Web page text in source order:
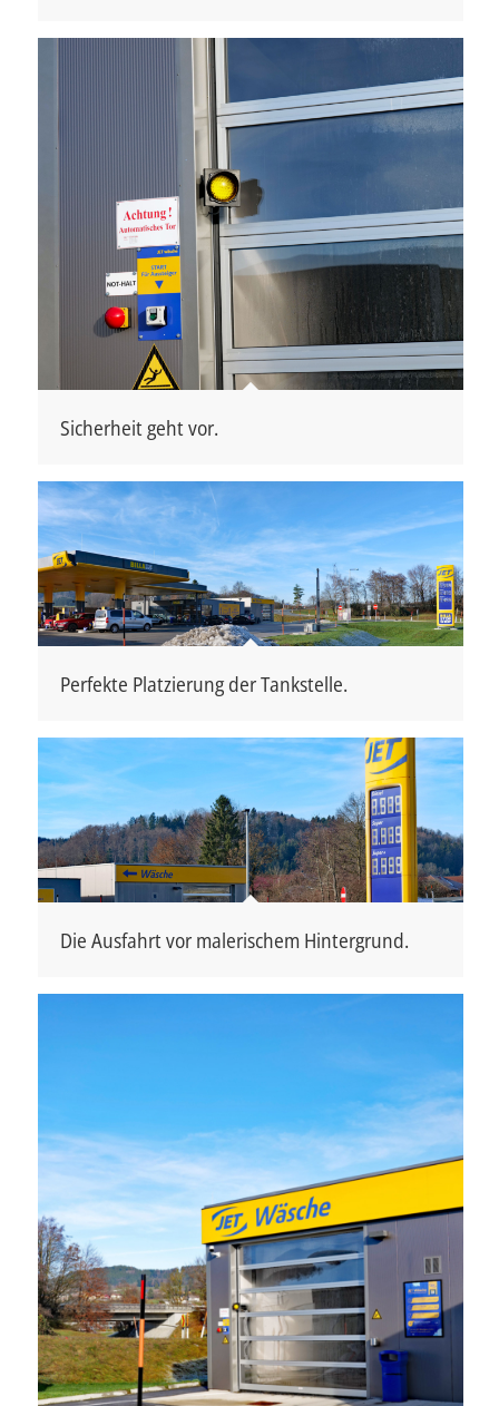
Sicherheit geht vor.
Perfekte Platzierung der Tankstelle.
Die Ausfahrt vor malerischem Hintergrund.